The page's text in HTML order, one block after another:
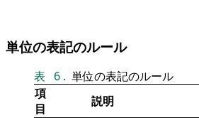
単位の表記のルール
表 6 . 単位の表記のルール
項
目
説明